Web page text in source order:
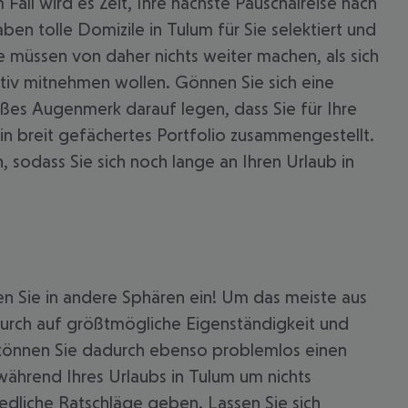
tolle Domizile in Tulum für Sie selektiert und
von daher nichts weiter machen, als sich
mitnehmen wollen. Gönnen Sie sich eine
Augenmerk darauf legen, dass Sie für Ihre
breit gefächertes Portfolio zusammengestellt.
Sie sich noch lange an Ihren Urlaub in
Sie in andere Sphären ein! Um das meiste aus
auf größtmögliche Eigenständigkeit und
Sie dadurch ebenso problemlos einen
Ihres Urlaubs in Tulum um nichts
Ratschläge geben. Lassen Sie sich